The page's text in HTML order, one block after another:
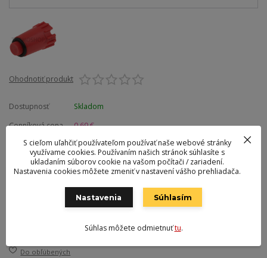
Ohodnotiť produkt
Dostupnosť
Skladom
Cenníková cena
0,69 €
0,50 €/ks0,41 €bez DPH
Pridať do košíka
Slovarm
Do obľúbených
S cieľom uľahčiť používateľom používať naše webové stránky
využívame cookies. Používaním našich stránok súhlasíte s
ukladaním súborov cookie na vašom počítači / zariadení.
Nastavenia cookies môžete zmeniť v nastavení vášho prehliadača.
Nastavenia Súhlasím
Súhlas môžete odmietnuťtu.